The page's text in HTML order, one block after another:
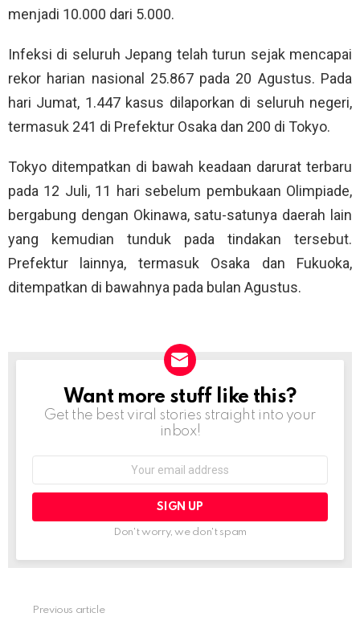
menjadi 10.000 dari 5.000.
Infeksi di seluruh Jepang telah turun sejak mencapai
rekor harian nasional 25.867 pada 20 Agustus. Pada
hari Jumat, 1.447 kasus dilaporkan di seluruh negeri,
termasuk 241 di Prefektur Osaka dan 200 di Tokyo.
Tokyo ditempatkan di bawah keadaan darurat terbaru
pada 12 Juli, 11 hari sebelum pembukaan Olimpiade,
bergabung dengan Okinawa, satu-satunya daerah lain
yang kemudian tunduk pada tindakan tersebut.
Prefektur lainnya, termasuk Osaka dan Fukuoka,
ditempatkan di bawahnya pada bulan Agustus.
NEWSLETTER
Want more stuff like this?
Get the best viral stories straight into your
inbox!
Don't worry, we don't spam
Previous article